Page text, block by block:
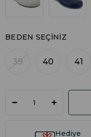
BEDEN SEÇINIZ
39 40 41
Hediye